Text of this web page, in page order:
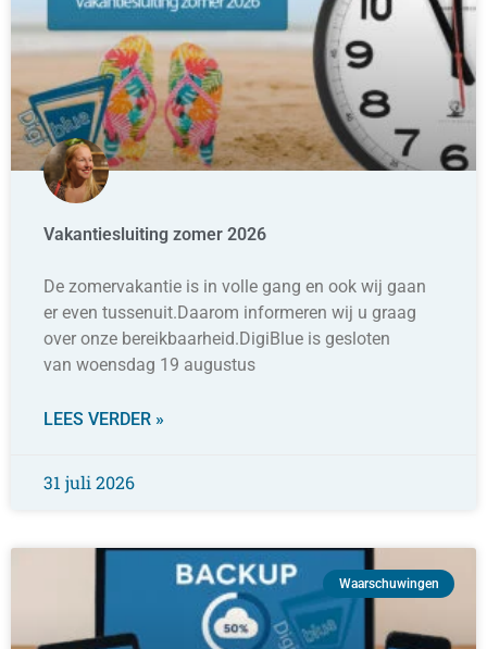
Vakantiesluiting zomer 2026
De zomervakantie is in volle gang en ook wij gaan
er even tussenuit.Daarom informeren wij u graag
over onze bereikbaarheid.DigiBlue is gesloten
van woensdag 19 augustus
LEES VERDER »
31 juli 2026
Waarschuwingen